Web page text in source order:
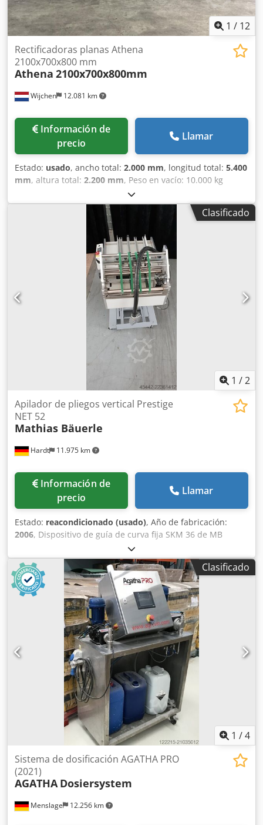
1 / 12
Wijchen 12.081 km
Rectificadoras planas Athena
2100x700x800 mm
Athena 2100x700x800mm
Información de
precio
Llamar
Estado: usado, ancho total: 2.000 mm, longitud total: 5.400
mm, altura total: 2.200 mm, Peso en vacío: 10.000 kg
Precio: A consultar - Documentación disponible: No -
Certificado CE disponible: No - Recorrido del eje X [mm]:
2100 - Recorrido del eje Y [mm]: 700 - Recorrido del eje Z
[mm]: 800 - Ancho de la mesa [mm]: 2000 Dksdpfx Aexdb
Hkepbjr - Profundidad de la mesa [mm]: 600 - Ancho del
imán [mm]: 2000 - Profundidad del imán [mm]: 500 -
Dimensiones para transporte: 5400mm x 2000mm x
2200mm (largo x ancho x alto) - Peso de transporte [kg]:
10000kg - Paquetes de transporte [uds.]: 2 Información
financiera IVA: El precio indicado es neto, más IVA.
IVA/imposición sobre la diferencia: IVA deducible para
empresas Entrega y recompra posibles en cualquier
momento para todo tipo de equipamiento industrial. Lukas
Clasificado
1 /2
Hardt 11.975 km
Apilador de pliegos vertical Prestige
NET 52
Mathias Bäuerle
Información de
precio
Llamar
Estado: reacondicionado (usado), Año de fabricación:
2006, Dispositivo de guía de curva fija SKM 36 de MB
Bäuerle con expulsor, totalmente reacondicionado con
bandas, correas y cojinetes nuevos. Dodpfezmqmfsx
Apbokr Compatible con Prestige NET y CAS, con conector
adaptador.
Clasificado
1 /4
Menslage 12.256 km
Sistema de dosificación AGATHA PRO
(2021)
AGATHA Dosiersystem